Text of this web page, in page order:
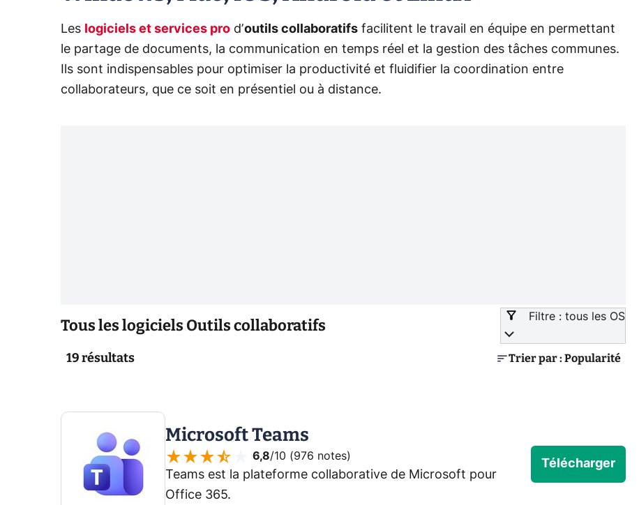
Les logiciels et services pro d’outils collaboratifs facilitent le travail en équipe en permettant
le partage de documents, la communication en temps réel et la gestion des tâches communes.
Ils sont indispensables pour optimiser la productivité et fluidifier la coordination entre
collaborateurs, que ce soit en présentiel ou à distance.
Tous les logiciels Outils collaboratifs Filtre : tous les OS
19résultats Trier par : Popularité
Microsoft Teams
6,8/10 (976 notes)
Teams est la plateforme collaborative de Microsoft pour
Office 365.
Télécharger